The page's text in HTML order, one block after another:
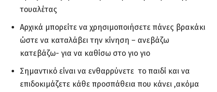
τουαλέτας
Αρχικά μπορείτε να χρησιμοποιήσετε πάνες βρακάκι
ώστε να καταλάβει την κίνηση – ανεβάζω
κατεβάζω- για να καθίσω στο γιο γιο
Σημαντικό είναι να ενθαρρύνετε το παιδί και να
επιδοκιμάζετε κάθε προσπάθεια που κάνει ,ακόμα